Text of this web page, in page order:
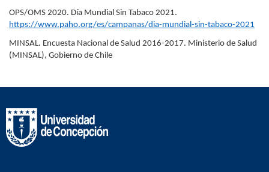
OPS/OMS 2020. Día Mundial Sin Tabaco 2021.
https://www.paho.org/es/campanas/dia-mundial-sin-tabaco-2021
MINSAL. Encuesta Nacional de Salud 2016-2017. Ministerio de Salud
(MINSAL), Gobierno de Chile